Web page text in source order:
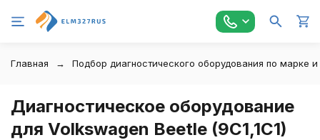
Главная Подбор диагностического оборудования по марке
Диагностическое оборудование
для Volkswagen Beetle (9C1,1C1)